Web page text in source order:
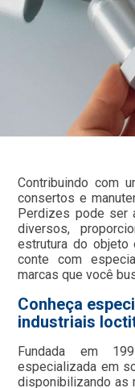
Contribuindo com
consertos e
Perdizes pode ser
diversos,
estrutura do objeto
conte com
marcas que você
Conheça
industriais
Fundada em
especializada em
disponibilizando as